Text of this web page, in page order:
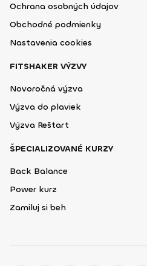
Ochrana osobných údajov
Obchodné podmienky
Nastavenia cookies
FITSHAKER VÝZVY
Novoročná výzva
Výzva do plaviek
Výzva Reštart
ŠPECIALIZOVANÉ KURZY
Back Balance
Power kurz
Zamiluj si beh